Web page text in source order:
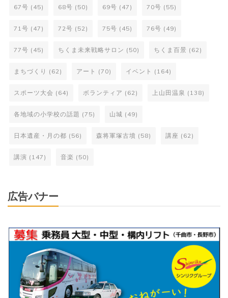
67号 (45) 68号 (50) 69号 (47) 70号 (55)
71号 (47) 72号 (52) 75号 (45) 76号 (49)
77号 (45) ちくま未来戦略サロン (50) ちくま百景 (62)
まちづくり (62) アート (70) イベント (164)
スポーツ大会 (64) ボランティア (62) 上山田温泉 (138)
各地域の小学校の話題 (75) 山城 (49)
日本遺産・月の都 (56) 森将軍塚古墳 (58) 講座 (62)
講演 (147) 音楽 (50)
広告バナー